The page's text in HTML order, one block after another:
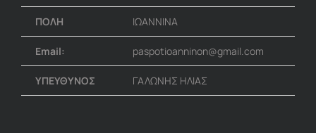
ΠΟΛΗ ΙΩΑΝΝΙΝΑ
Email: paspotioanninon@gmail.com
ΥΠΕΥΘΥΝΟΣ ΓΑΛΩΝΗΣ ΗΛΙΑΣ